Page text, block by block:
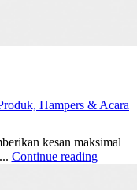
Hampers & Acara
kesan maksimal
Continue reading